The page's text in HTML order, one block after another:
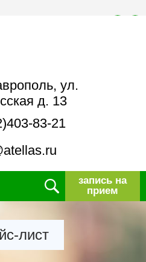
ул.
д. 13
83-21
запись на
прием
лист